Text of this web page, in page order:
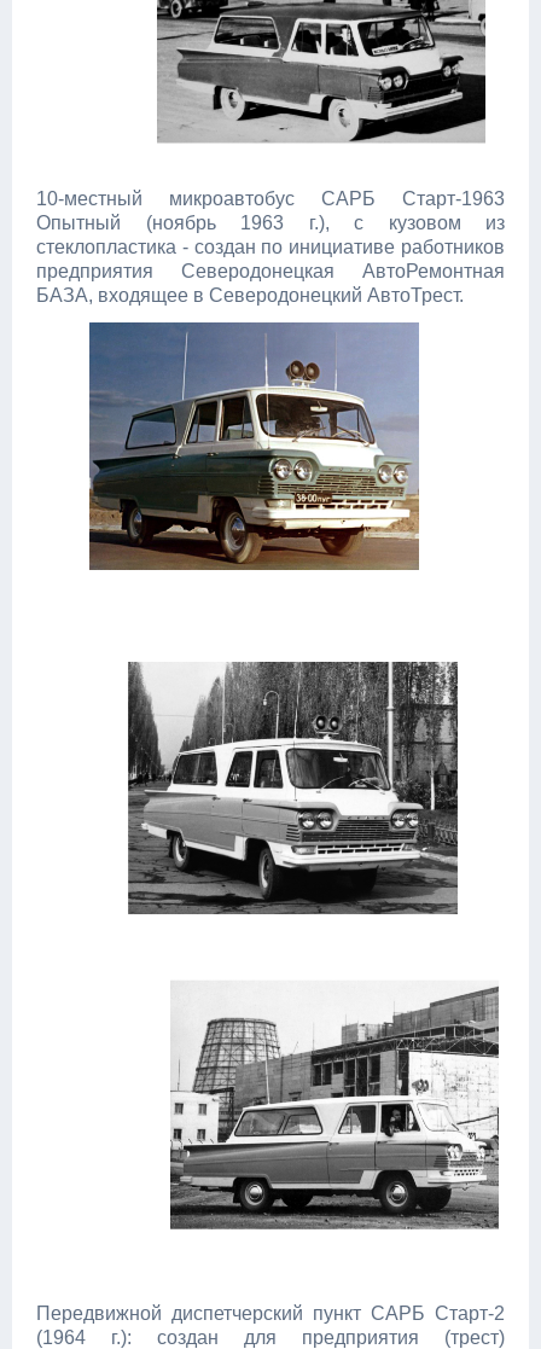
10-местный микроавтобус САРБ Старт-1963
Опытный (ноябрь 1963 г.), с кузовом из
стеклопластика - создан по инициативе работников
предприятия Северодонецкая АвтоРемонтная
БАЗА, входящее в Северодонецкий АвтоТрест.
Передвижной диспетчерский пункт САРБ Старт-2
(1964 г.): создан для предприятия (трест)